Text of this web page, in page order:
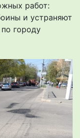
работ:
и устраняют
городу